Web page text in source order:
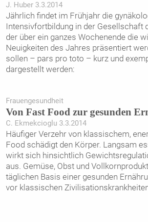
J. Huber 3.3.2014
Jährlich findet im Frühjahr die
Intensivfortbildung in der Gesellschaft
der über ein ganzes Wochenende die
Neuigkeiten des Jahres präsentiert
sollen – pars pro toto – kurz und
dargestellt werden:
Frauengesundheit
Von Fast Food zur gesunden
C. Ekmekcioglu 3.3.2014
Häufiger Verzehr von klassischem,
Food schädigt den Körper. Langsam
wirkt sich hinsichtlich
aus. Gemüse, Obst und
täglichen Basis einer gesunden
vor klassischen